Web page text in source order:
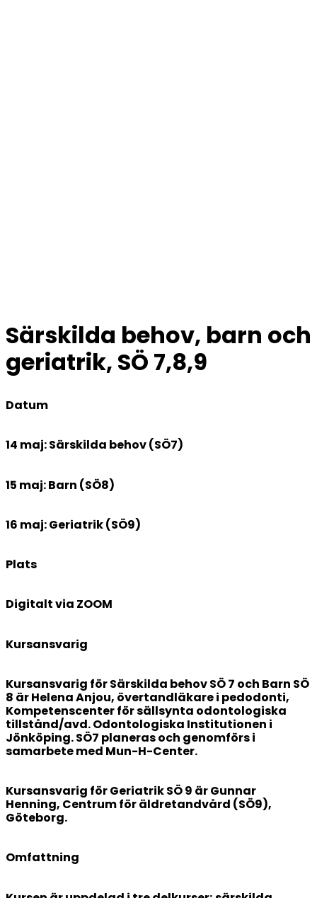
Särskilda behov, barn och
geriatrik, SÖ 7,8,9
Datum
14 maj: Särskilda behov (SÖ7)
15 maj: Barn (SÖ8)
16 maj: Geriatrik (SÖ9)
Plats
Digitalt via ZOOM
Kursansvarig
Kursansvarig för Särskilda behov SÖ 7 och Barn SÖ
8 är Helena Anjou, övertandläkare i pedodonti,
Kompetenscenter för sällsynta odontologiska
tillstånd/avd. Odontologiska Institutionen i
Jönköping. SÖ7 planeras och genomförs i
samarbete med Mun-H-Center.
Kursansvarig för Geriatrik SÖ 9 är Gunnar
Henning, Centrum för äldretandvård (SÖ9),
Göteborg.
Omfattning